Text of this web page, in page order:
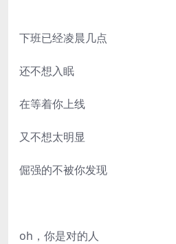
下班已经凌晨几点
还不想入眠
在等着你上线
又不想太明显
倔强的不被你发现
oh，你是对的人